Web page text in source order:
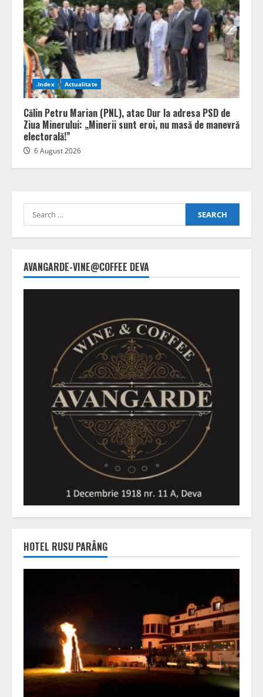
.Index Actualitate
Călin Petru Marian (PNL), atac Dur la adresa PSD de
Ziua Minerului: „Minerii sunt eroi, nu masă de manevră
electorală!”
6 August 2026
Search
for:
AVANGARDE-VINE@COFFEE DEVA
HOTEL RUSU PARÂNG